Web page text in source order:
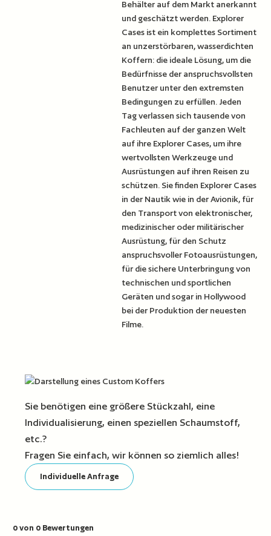
Behälter auf dem Markt anerkannt
und geschätzt werden. Explorer
Cases ist ein komplettes Sortiment
an unzerstörbaren, wasserdichten
Koffern: die ideale Lösung, um die
Bedürfnisse der anspruchsvollsten
Benutzer unter den extremsten
Bedingungen zu erfüllen. Jeden
Tag verlassen sich tausende von
Fachleuten auf der ganzen Welt
auf ihre Explorer Cases, um ihre
wertvollsten Werkzeuge und
Ausrüstungen auf ihren Reisen zu
schützen. Sie finden Explorer Cases
in der Nautik wie in der Avionik, für
den Transport von elektronischer,
medizinischer oder militärischer
Ausrüstung, für den Schutz
anspruchsvoller Fotoausrüstungen,
für die sichere Unterbringung von
technischen und sportlichen
Geräten und sogar in Hollywood
bei der Produktion der neuesten
Filme.
Sie benötigen eine größere Stückzahl, eine
Individualisierung, einen speziellen Schaumstoff,
etc.?
Fragen Sie einfach, wir können so ziemlich alles!
Individuelle Anfrage
0 von 0 Bewertungen